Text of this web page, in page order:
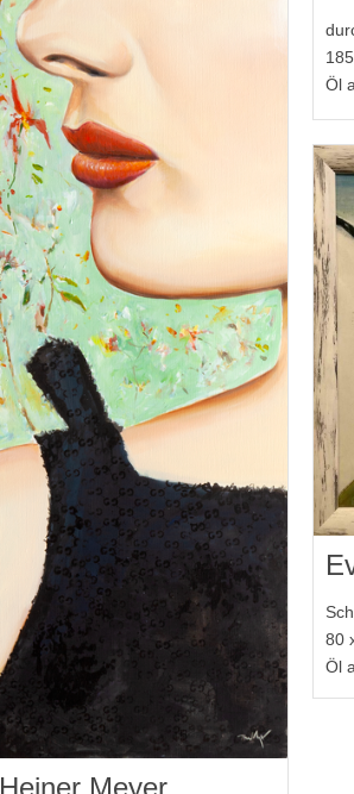
Heiner Meyer
Öl
80
Öl